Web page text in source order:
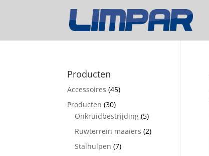
Producten
Accessoires (45)
Producten (30)
Onkruidbestrijding (5)
Ruwterrein maaiers (2)
Stalhulpen (7)